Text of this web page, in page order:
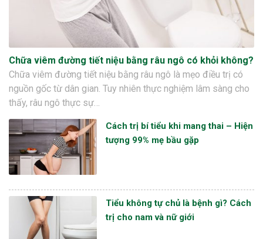
Chữa viêm đường tiết niệu bằng râu ngô có khỏi không?
Chữa viêm đường tiết niệu bằng râu ngô là mẹo điều trị có
nguồn gốc từ dân gian. Tuy nhiên thực nghiệm lâm sàng cho
thấy, râu ngô thực sự…
Cách trị bí tiểu khi mang thai – Hiện
tượng 99% mẹ bầu gặp
Tiểu không tự chủ là bệnh gì? Cách
trị cho nam và nữ giới